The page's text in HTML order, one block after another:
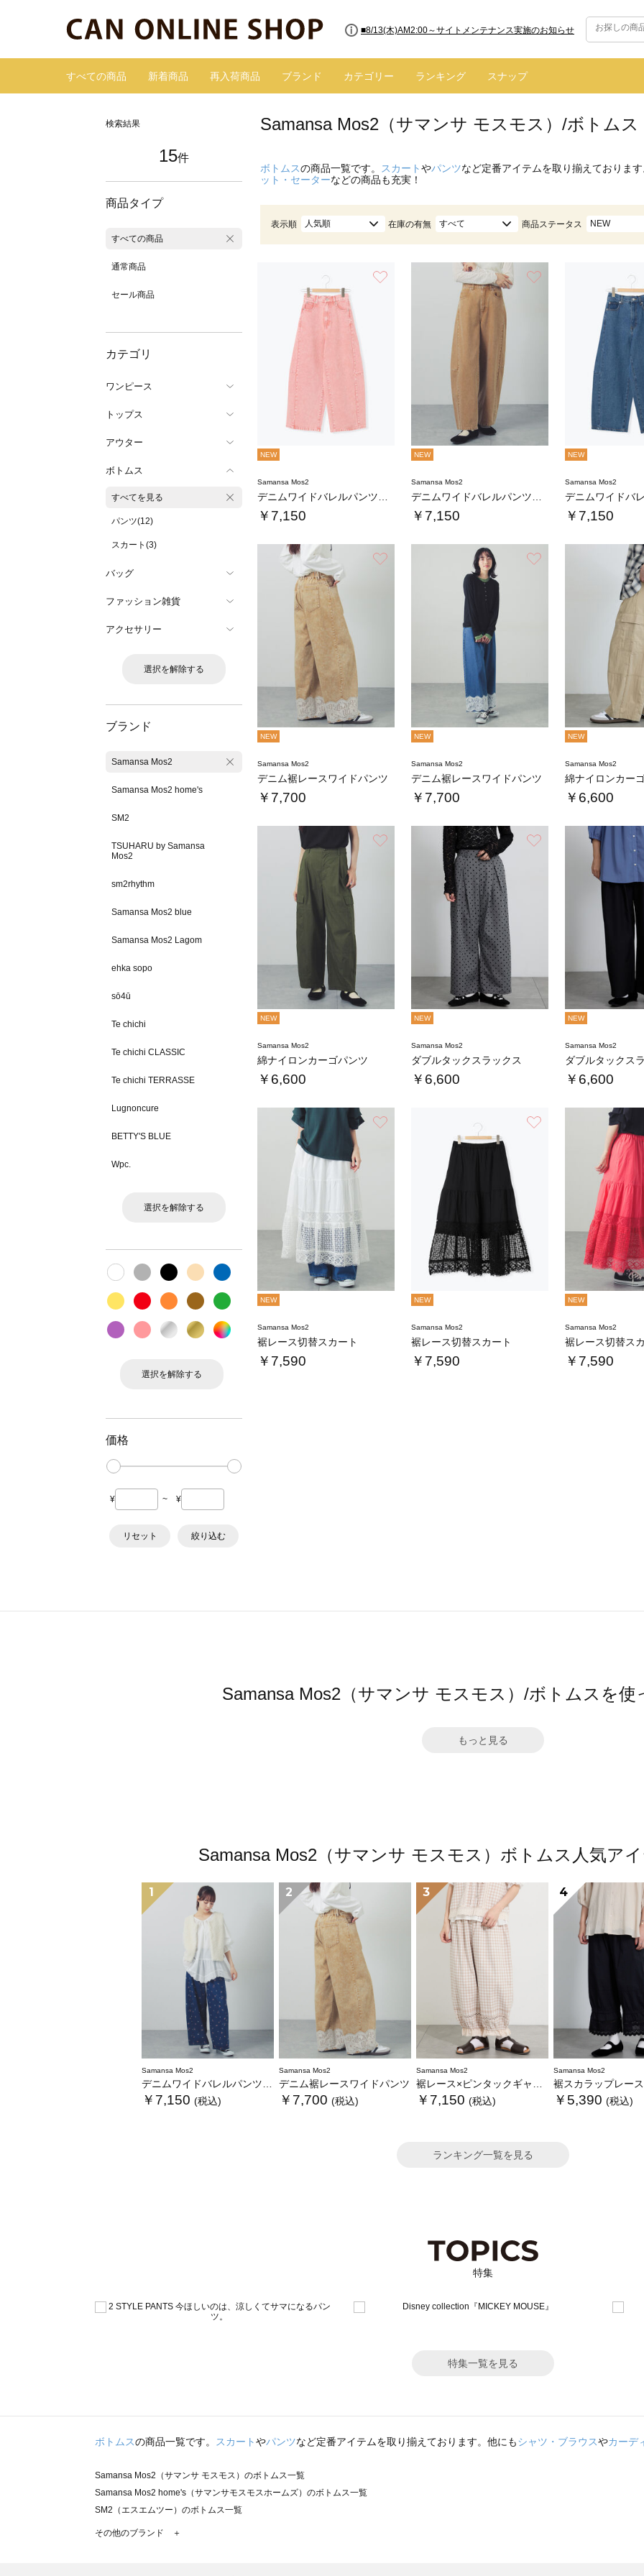
■8/13(木)AM2:00～サイトメンテナンス実施のお知らせ
すべての商品 新着商品 再入荷商品 ブランド カテゴリー ランキング スナップ
検索結果
15件
商品タイプ
すべての商品
通常商品
セール商品
カテゴリ
ワンピース
トップス
アウター
ボトムス
すべてを見る
パンツ(12)
スカート(3)
バッグ
ファッション雑貨
アクセサリー
選択を解除する
ブランド
Samansa Mos2
Samansa Mos2 home's
SM2
TSUHARU by Samansa
Mos2
sm2rhythm
Samansa Mos2 blue
Samansa Mos2 Lagom
ehka sopo
sō4ū
Te chichi
Te chichi CLASSIC
Te chichi TERRASSE
Lugnoncure
BETTY'S BLUE
Wpc.
選択を解除する
選択を解除する
価格
¥ ~ ¥
リセット 絞り込む
Samansa Mos2（サマンサ モスモス）/ボトムス
ボトムスの商品一覧です。 スカートやパンツなど定番アイテムを取り揃えておりま
ット・セーターなどの商品も充実！
表示順 人気順 在庫の有無 すべて 商品ステータス NEW
NEW
Samansa Mos2
￥7,150
NEW
Samansa Mos2
￥7,150
NEW
Samansa Mos2
￥7,150
NEW
Samansa Mos2
デニム裾レースワイドパンツ
￥7,700
NEW
Samansa Mos2
デニム裾レースワイドパンツ
￥7,700
NEW
Samansa Mos2
綿ナイロンカー
￥6,600
NEW
Samansa Mos2
綿ナイロンカーゴパンツ
￥6,600
NEW
Samansa Mos2
ダブルタックスラックス
￥6,600
NEW
Samansa Mos2
ダブルタックス
￥6,600
NEW
Samansa Mos2
裾レース切替スカート
￥7,590
NEW
Samansa Mos2
裾レース切替スカート
￥7,590
NEW
Samansa Mos2
裾レース切替ス
￥7,590
Samansa Mos2（サマンサ モスモス）/ボトムスを使
もっと見る
Samansa Mos2（サマンサ モスモス）ボトムス人気ア
1
Samansa Mos2
デニムワイドバレルパンツ〈WEB限定SS・XLサイズ〉
￥7,150 (税込)
2
Samansa Mos2
デニム裾レースワイドパンツ
￥7,700 (税込)
3
Samansa Mos2
裾レース×ピンタックギャザーパンツ《限定カラーあり》
￥7,150 (税込)
4
Samansa Mos2
裾スカラップレースペ
￥5,390 (税込)
ランキング一覧を見る
特集
特集一覧を見る
ボトムスの商品一覧です。 スカートやパンツなど定番アイテムを取り揃えております。他にもシャツ・ブラウスやカーデ
Samansa Mos2（サマンサ モスモス）のボトムス一覧
Samansa Mos2 home's（サマンサモスモスホームズ）のボトムス一覧
SM2（エスエムツー）のボトムス一覧
TSUHARU by Samansa Mos2（ツハルバイサマンサモスモス）のボトムス一覧
その他のブランド ＋